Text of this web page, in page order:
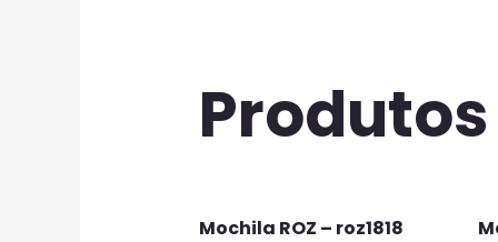
Mochila ROZ – roz1818